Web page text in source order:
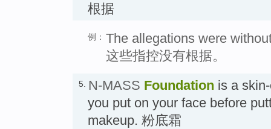
根据
例： The allegations were
这些指控没有根据。
5. N-MASS Foundation is a
you put on your face before
makeup. 粉底霜